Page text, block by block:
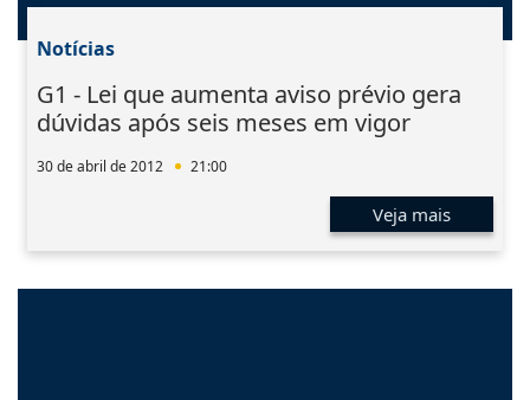
Notícias
G1 - Lei que aumenta aviso prévio gera
dúvidas após seis meses em vigor
30 de abril de 2012 21:00
Veja mais